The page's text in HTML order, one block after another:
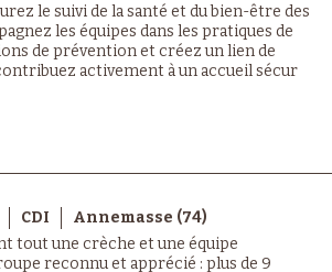
le suivi de la santé et du bien-être des
les équipes dans les pratiques de
de prévention et créez un lien de
activement à un accueil sécur
CDI
Annemasse (74)
tout une crèche et une équipe
reconnu et apprécié : plus de 9